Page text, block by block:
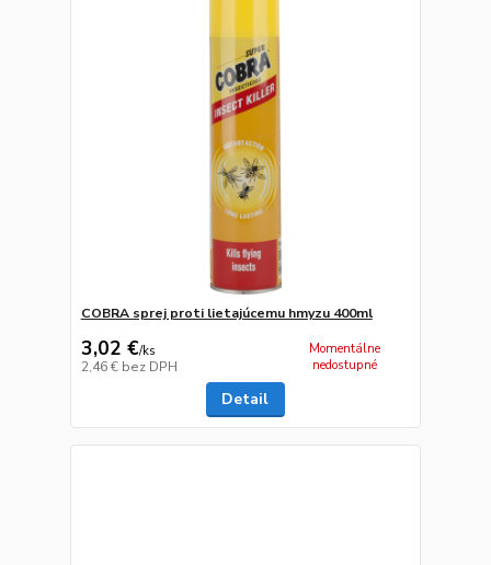
COBRA sprej proti lietajúcemu hmyzu 400ml
3,02 €/ks
2,46 € bez DPH
Momentálne
nedostupné
Detail